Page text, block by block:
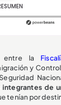
transcurrido: 0
entre la
y
de
tenían por